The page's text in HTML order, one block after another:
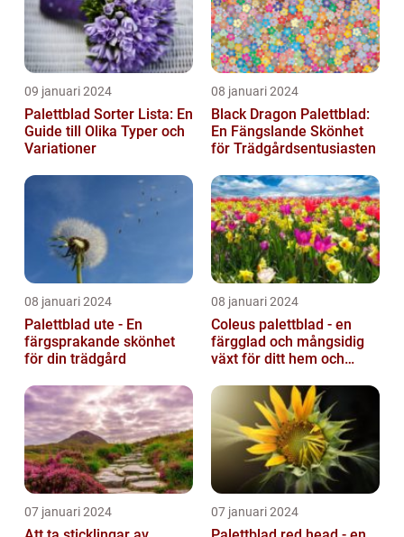
09 januari 2024
Palettblad Sorter Lista: En
Guide till Olika Typer och
Variationer
08 januari 2024
Black Dragon Palettblad:
En Fängslande Skönhet
för Trädgårdsentusiasten
08 januari 2024
Palettblad ute - En
färgsprakande skönhet
för din trädgård
08 januari 2024
Coleus palettblad - en
färgglad och mångsidig
växt för ditt hem och
07 januari 2024 07 januari 2024